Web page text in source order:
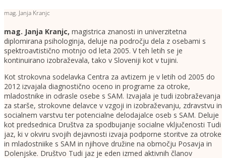
mag. Janja Kranjc
mag. Janja Kranjc, magistrica znanosti in univerzitetna
diplomirana psihologinja, deluje na področju dela z osebami s
spektroavtistično motnjo od leta 2005. V teh letih se je
kontinuirano izobraževala, tako v Sloveniji kot v tujini.
Kot strokovna sodelavka Centra za avtizem je v letih od 2005 do
2012 izvajala diagnostično oceno in programe za otroke,
mladostnike in odrasle osebe s SAM. Izvajala je tudi izobraževanja
za starše, strokovne delavce v vzgoji in izobraževanju, zdravstvu in
socialnem varstvu ter potencialne delodajalce oseb s SAM. Deluje
kot predsednica Društva za spodbujanje socialne vključenosti Tudi
jaz, ki v okviru svojih dejavnosti izvaja podporne storitve za otroke
in mladostniike s SAM in njihove družine na območju Posavja in
Dolenjske. Društvo Tudi jaz je eden izmed aktivnih članov